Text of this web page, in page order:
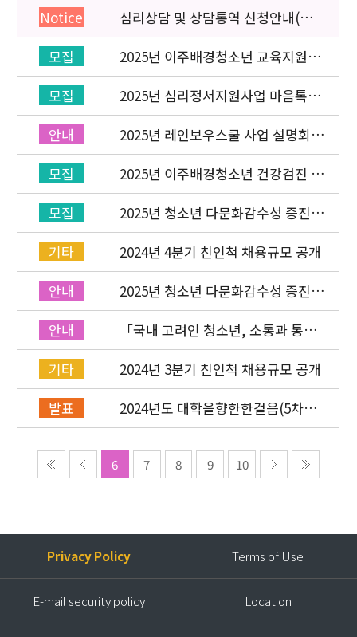
Notice
심리상담 및 상담통역 신청안내(의뢰
서첨부)
모집
2025년 이주배경청소년 교육지원사
업 ‘레인보우스쿨’ 개설기관 신청 공
고
모집
2025년 심리정서지원사업 마음톡톡
상담사 선발
안내
2025년 레인보우스쿨 사업 설명회
(온라인) 안내
모집
2025년 이주배경청소년 건강검진 신
청 접수(상시)
모집
2025년 청소년 다문화감수성 증진
프로그램「다가감」번역본 수요조
사
기타
2024년 4분기 친인척 채용규모 공개
안내
2025년 청소년 다문화감수성 증진
프로그램「다가감」온라인 설명회
진행
안내
「국내 고려인 청소년, 소통과 통합
을 위한 실질적 지원 방안」정책토론
회 신청 접수
기타
2024년 3분기 친인척 채용규모 공개
발표
2024년도 대학을향한한걸음(5차년
도) 장학생 최종 선발
6 7 8 9 10
Privacy Policy Terms of Use
E-mail security policy Location